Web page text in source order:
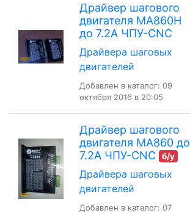
Драйвер шагового
двигателя MA860H
до 7.2A ЧПУ-CNC
Драйвера шаговых
двигателей
Добавлен в каталог: 09
октября 2016 в 20:05
Драйвер шагового
двигателя MA860 до
7.2A ЧПУ-CNC
б/у
Драйвера шаговых
двигателей
Добавлен в каталог: 07